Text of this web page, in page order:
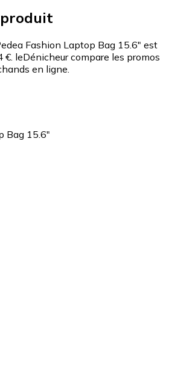
Fashion Laptop Bag 15.6" est
€. leDénicheur compare les promos
en ligne.
Bag 15.6"